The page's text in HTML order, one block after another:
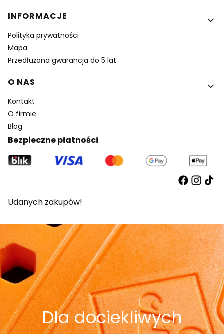
INFORMACJE
Polityka prywatności
Mapa
Przedłużona gwarancja do 5 lat
O NAS
Kontakt
O firmie
Blog
Bezpieczne płatności
Udanych zakupów!
Dla dociekliwych